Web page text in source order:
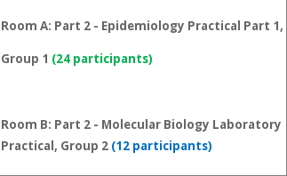
Room A: Part 2 - Epidemiology Practical Part 1,
Group 1 (24 participants)
Room B: Part 2 - Molecular Biology Laboratory
Practical, Group 2 (12 participants)